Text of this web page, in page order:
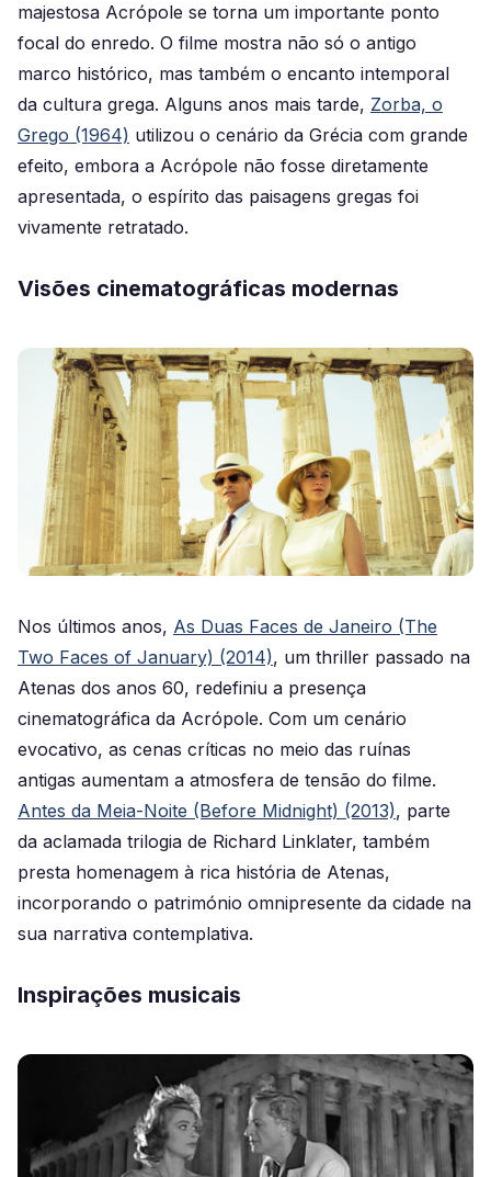
majestosa Acrópole se torna um importante ponto
focal do enredo. O filme mostra não só o antigo
marco histórico, mas também o encanto intemporal
da cultura grega. Alguns anos mais tarde, Zorba, o
Grego (1964) utilizou o cenário da Grécia com grande
efeito, embora a Acrópole não fosse diretamente
apresentada, o espírito das paisagens gregas foi
vivamente retratado.
Visões cinematográficas modernas
Nos últimos anos, As Duas Faces de Janeiro (The
Two Faces of January) (2014), um thriller passado na
Atenas dos anos 60, redefiniu a presença
cinematográfica da Acrópole. Com um cenário
evocativo, as cenas críticas no meio das ruínas
antigas aumentam a atmosfera de tensão do filme.
Antes da Meia-Noite (Before Midnight) (2013), parte
da aclamada trilogia de Richard Linklater, também
presta homenagem à rica história de Atenas,
incorporando o património omnipresente da cidade na
sua narrativa contemplativa.
Inspirações musicais